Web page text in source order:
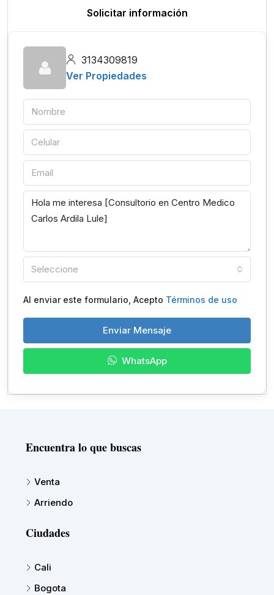
Solicitar información
3134309819
Ver Propiedades
Seleccione
Al enviar este formulario, Acepto Términos de uso
Enviar Mensaje
WhatsApp
Encuentra lo que buscas
Venta
Arriendo
Ciudades
Cali
Bogota